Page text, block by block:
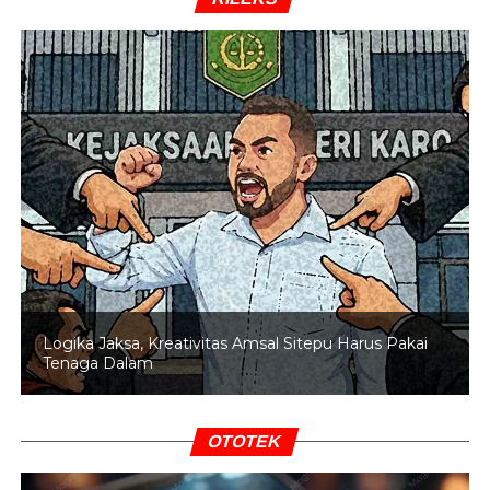
Polisi kembali mengingatkan para pengendara bahwa
kecepatan tinggi di jalur padat seperti kawasan Irigasi
sering kali berakhir dengan konsekuensi fatal, terutama
saat memaksakan diri untuk menyalip.
(Ahmad)
RELATED TOPICS:
GAGAL NYALIP
MINIBUS TERJUN KE PARIT IRIGASI
PAPUA TENGAH
UP NEXT
Hujan Gol, SMA Negeri 5 Gulung SMA Advent 4-0
Timika Jadi Tuan Rumah Perdana Miss Bintang
Indonesia Papua Tengah & Maluku
Logika Jaksa, Kreativitas Amsal Sitepu Harus Pakai
Tenaga Dalam
OTOTEK